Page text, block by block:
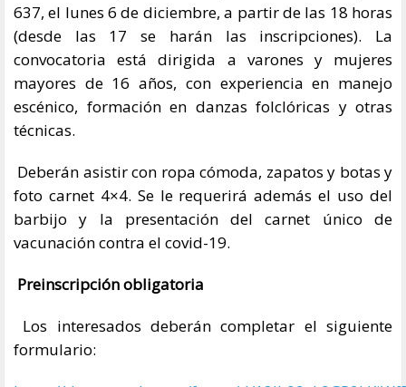
637, el lunes 6 de diciembre, a partir de las 18 horas
(desde las 17 se harán las inscripciones). La
convocatoria está dirigida a varones y mujeres
mayores de 16 años, con experiencia en manejo
escénico, formación en danzas folclóricas y otras
técnicas.
Deberán asistir con ropa cómoda, zapatos y botas y
foto carnet 4×4. Se le requerirá además el uso del
barbijo y la presentación del carnet único de
vacunación contra el covid-19.
Preinscripción obligatoria
Los interesados deberán completar el siguiente
formulario: